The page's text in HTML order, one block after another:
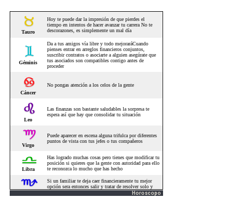
Horoscopo